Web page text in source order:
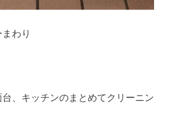
わり
、キッチンのまとめてクリーニン